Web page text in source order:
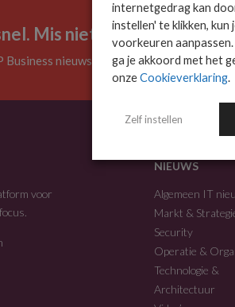
Mis niets.
Business nieuwsbrief.
voor
NIEUWS
Algemeen IT
Markt &
Security
Operatie &
Technologie &
Architectuur
internetgedrag kan
instellen' te klikken, kun
voorkeuren
ga je akkoord met het
onzeCookieverklaring.
Zelf instellen